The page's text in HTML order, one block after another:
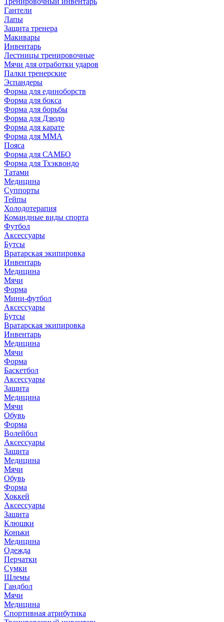
Гантели
Лапы
Защита тренера
Макивары
Инвентарь
Лестницы тренировочные
Мячи для отработки ударов
Палки тренерские
Эспандеры
Форма для единоборств
Форма для бокса
Форма для борьбы
Форма для Дзюдо
Форма для карате
Форма для MMA
Пояса
Форма для САМБО
Форма для Тхэквондо
Татами
Медицина
Суппорты
Тейпы
Холодотерапия
Командные виды спорта
Футбол
Аксессуары
Бутсы
Вратарская экипировка
Инвентарь
Медицина
Мячи
Форма
Мини-футбол
Аксессуары
Бутсы
Вратарская экипировка
Инвентарь
Медицина
Мячи
Форма
Баскетбол
Аксессуары
Защита
Медицина
Мячи
Обувь
Форма
Волейбол
Аксессуары
Защита
Медицина
Мячи
Обувь
Форма
Хоккей
Аксессуары
Защита
Клюшки
Коньки
Медицина
Одежда
Перчатки
Сумки
Шлемы
Гандбол
Мячи
Медицина
Спортивная атрибутика